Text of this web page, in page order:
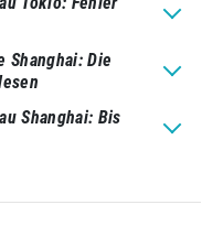
Shanghai: Die
Shanghai: Bis